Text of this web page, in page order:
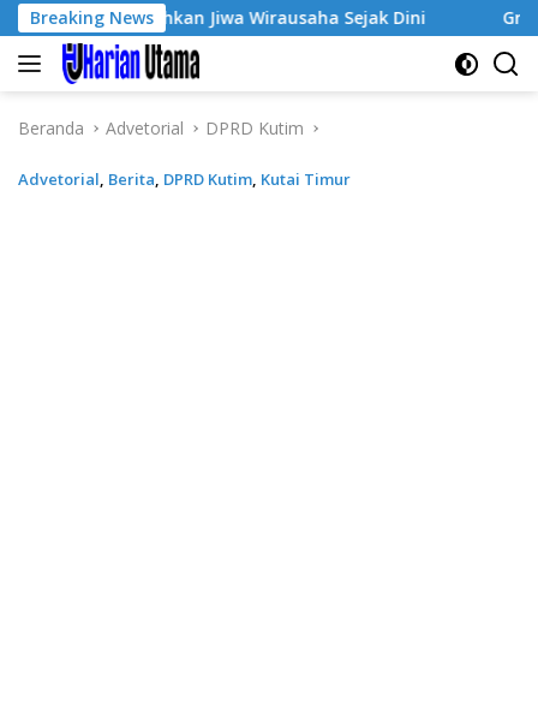
Langsung
ke
konten
Breaking NewsJiwa Wirausaha Sejak Dini GratisPol
Beranda Advetorial DPRD Kutim
Advetorial, Berita, DPRD Kutim, Kutai Timur